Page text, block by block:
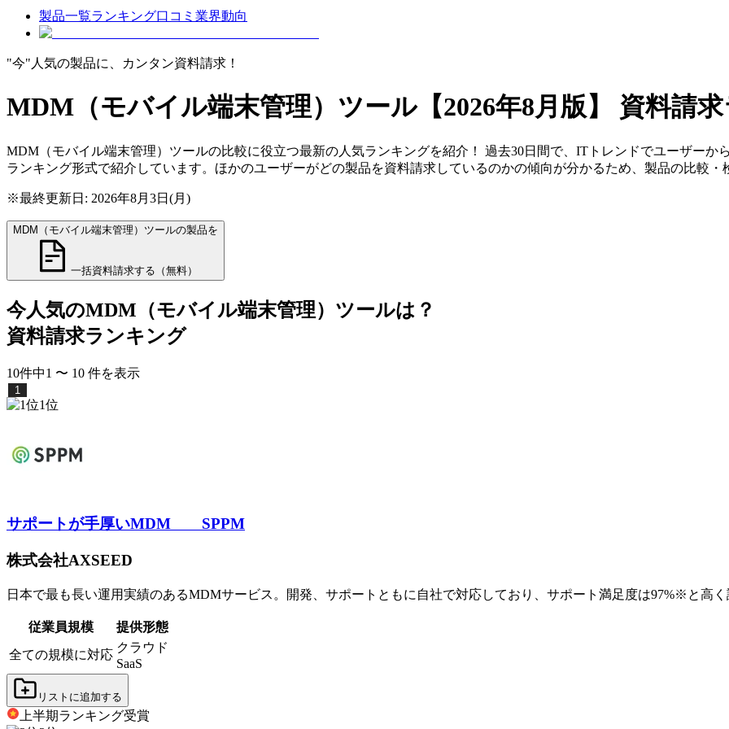
製品一覧ランキング口コミ 業界動向
"今"人気の製品に、カンタン資料請求！
MDM（モバイル端末管理）ツール【2026年8月版】 資料請
MDM（モバイル端末管理）ツールの比較に役立つ最新の人気ランキングを紹介！ 過去30日間で、ITトレンドでユーザー
ランキング形式で紹介しています。ほかのユーザーがどの製品を資料請求しているのかの傾向が分かるため、製品の比較・
※最終更新日: 2026年8月3日(月)
MDM（モバイル端末管理）ツールの製品を
一括資料請求する（無料）
今人気のMDM（モバイル端末管理）ツールは？
資料請求ランキング
10件中1 〜 10 件を表示
1
1位
サポートが手厚いMDM SPPM
株式会社AXSEED
日本で最も長い運用実績のあるMDMサービス。開発、サポートともに自社で対応しており、サポート満足度は97%※と高く
従業員規模
提供形態
全ての規模に対応
クラウド
SaaS
リストに追加する
上半期ランキング受賞